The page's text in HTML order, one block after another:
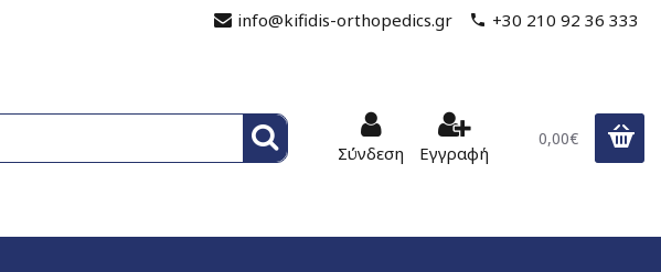
info@kifidis-orthopedics.gr +30 210 92 36 333
Σύνδεση Εγγραφή
0,00€